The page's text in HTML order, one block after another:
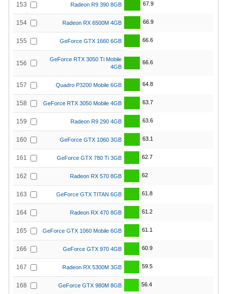
153 Radeon R9 390 8GB 67.9
154 Radeon RX 6500M 4GB 66.9
155 GeForce GTX 1660 6GB 66.6
156
GeForce RTX 3050 Ti Mobile
4GB
66.6
157 Quadro P3200 Mobile 6GB 64.8
158 GeForce RTX 3050 Mobile 4GB 63.7
159 Radeon R9 290 4GB 63.6
160 GeForce GTX 1060 3GB 63.1
161 GeForce GTX 780 Ti 3GB 62.7
162 Radeon RX 570 8GB 62
163 GeForce GTX TITAN 6GB 61.8
164 Radeon RX 470 8GB 61.2
165 GeForce GTX 1060 Mobile 6GB 61.1
166 GeForce GTX 970 4GB 60.9
167 Radeon RX 5300M 3GB 59.5
168 GeForce GTX 980M 8GB 56.4